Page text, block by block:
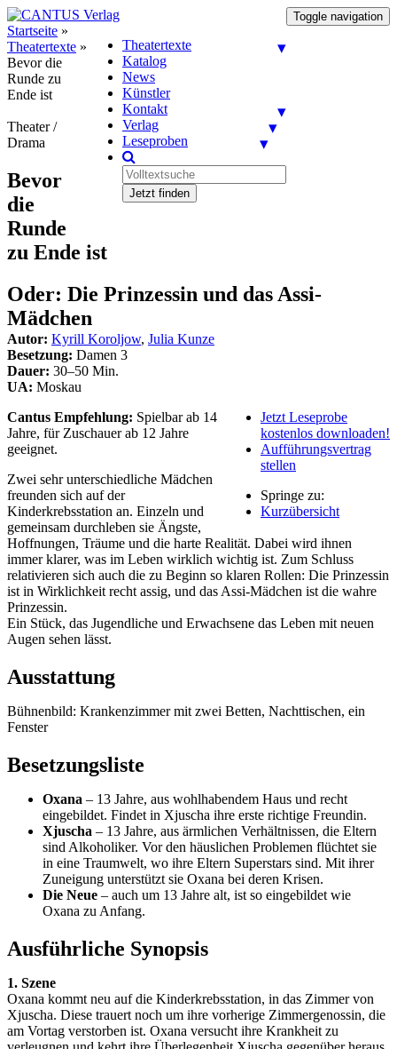
Toggle navigation
Theatertexte
Katalog
News
Künstler
Kontakt
Verlag
Leseproben
Jetzt finden
Startseite »
Theatertexte »
Bevor die
Runde zu
Ende ist
Theater /
Drama
Bevor
die
Runde
zu Ende ist
Oder: Die Prinzessin und das Assi-
Mädchen
Autor: Kyrill Koroljow, Julia Kunze
Besetzung: Damen 3
Dauer: 30–50 Min.
UA: Moskau
Jetzt Leseprobe
kostenlos downloaden!
Aufführungsvertrag
stellen
Springe zu:
Kurzübersicht
Cantus Empfehlung: Spielbar ab 14
Jahre, für Zuschauer ab 12 Jahre
geeignet.
Zwei sehr unterschiedliche Mädchen
freunden sich auf der
Kinderkrebsstation an. Einzeln und
gemeinsam durchleben sie Ängste,
Hoffnungen, Träume und die harte Realität. Dabei wird ihnen
immer klarer, was im Leben wirklich wichtig ist. Zum Schluss
relativieren sich auch die zu Beginn so klaren Rollen: Die Prinzessin
ist in Wirklichkeit recht assig, und das Assi-Mädchen ist die wahre
Prinzessin.
Ein Stück, das Jugendliche und Erwachsene das Leben mit neuen
Augen sehen lässt.
Ausstattung
Bühnenbild: Krankenzimmer mit zwei Betten, Nachttischen, ein
Fenster
Besetzungsliste
Oxana – 13 Jahre, aus wohlhabendem Haus und recht
eingebildet. Findet in Xjuscha ihre erste richtige Freundin.
Xjuscha – 13 Jahre, aus ärmlichen Verhältnissen, die Eltern
sind Alkoholiker. Vor den häuslichen Problemen flüchtet sie
in eine Traumwelt, wo ihre Eltern Superstars sind. Mit ihrer
Zuneigung unterstützt sie Oxana bei deren Krisen.
Die Neue – auch um 13 Jahre alt, ist so eingebildet wie
Oxana zu Anfang.
Ausführliche Synopsis
1. Szene
Oxana kommt neu auf die Kinderkrebsstation, in das Zimmer von
Xjuscha. Diese trauert noch um ihre vorherige Zimmergenossin, die
am Vortag verstorben ist. Oxana versucht ihre Krankheit zu